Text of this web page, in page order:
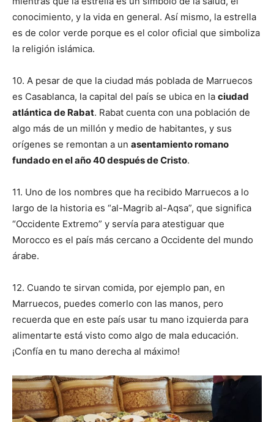
conocimiento, y la vida en general. Así mismo, la estrella
es de color verde porque es el color oficial que simboliza
la religión islámica.
10. A pesar de que la ciudad más poblada de Marruecos
es Casablanca, la capital del país se ubica en la ciudad
atlántica de Rabat. Rabat cuenta con una población de
algo más de un millón y medio de habitantes, y sus
orígenes se remontan a un asentamiento romano
fundado en el año 40 después de Cristo.
11. Uno de los nombres que ha recibido Marruecos a lo
largo de la historia es “al-Magrib al-Aqsa”, que significa
“Occidente Extremo” y servía para atestiguar que
Morocco es el país más cercano a Occidente del mundo
árabe.
12. Cuando te sirvan comida, por ejemplo pan, en
Marruecos, puedes comerlo con las manos, pero
recuerda que en este país usar tu mano izquierda para
alimentarte está visto como algo de mala educación.
¡Confía en tu mano derecha al máximo!